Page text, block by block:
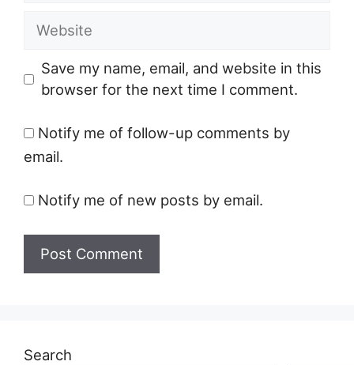
Website
Save my name, email, and website in this
browser for the next time I comment.
Notify me of follow-up comments by
email.
Notify me of new posts by email.
Search